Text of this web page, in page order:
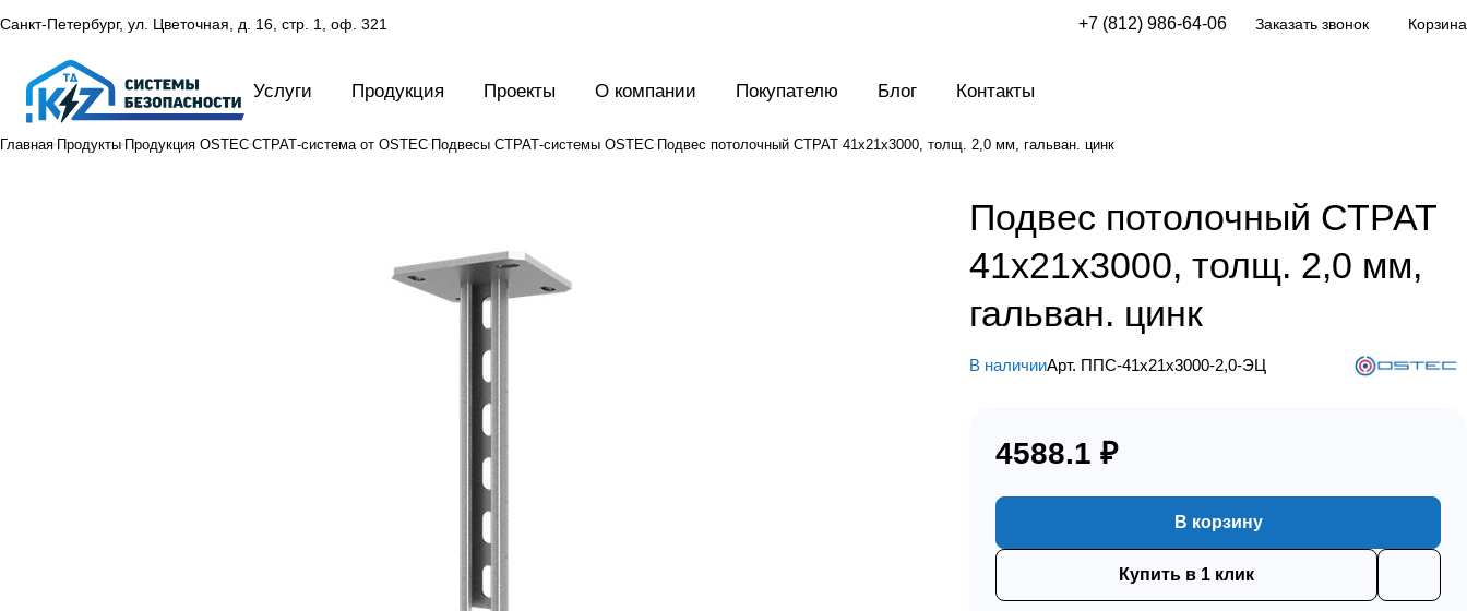
Санкт-Петербург, ул. Цветочная, д. 16, стр. 1, оф. 321 +7 (812) 986-64-06 Заказать звонок Корзина
Услуги Продукция Проекты О компании Покупателю Блог Контакты
Главная Продукты Продукция OSTEC СТРАТ-система от OSTEC Подвесы СТРАТ-системы OSTEC Подвес потолочный СТРАТ 41х21х3000, толщ. 2,0 мм, гальван. цинк
Подвес потолочный СТРАТ
41х21х3000, толщ. 2,0 мм,
гальван. цинк
В наличииАрт. ППС-41х21х3000-2,0-ЭЦ
4588.1 ₽
В корзину
Купить в 1 клик